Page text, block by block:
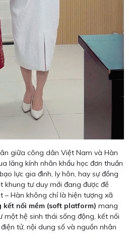
giữa công dân Việt Nam và Hàn
lăng kính nhân khẩu học đơn thuần
lực gia đình, ly hôn, hay sự đồng
khung tư duy mới đang được đề
– Hàn không chỉ là hiện tượng xã
kết nối mềm (soft platform) mang
một hệ sinh thái sống động, kết nối
tử, nội dung số và nguồn nhân